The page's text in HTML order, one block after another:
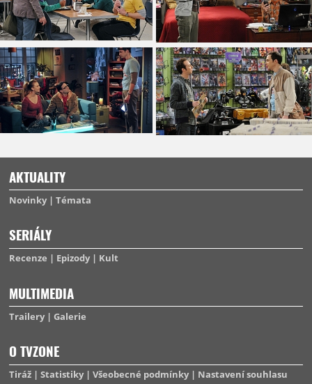
AKTUALITY
Novinky Témata
SERIÁLY
Recenze Epizody Kult
MULTIMEDIA
Trailery Galerie
O TVZONE
Tiráž Statistiky Všeobecné podmínky Nastavení souhlasu